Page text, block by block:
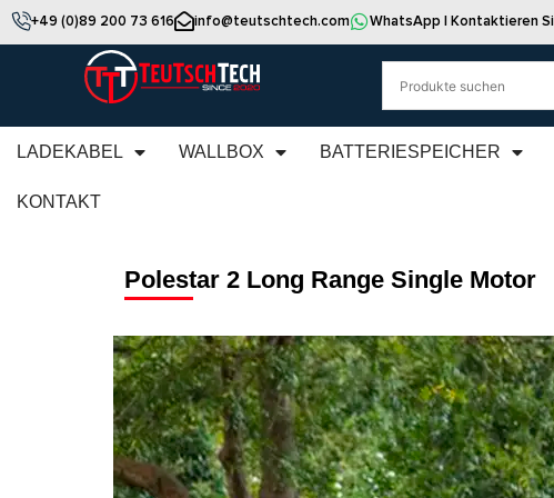
+49 (0)89 200 73 616 info@teutschtech.com WhatsApp | Kontaktieren
LADEKABEL WALLBOX BATTERIESPEICHER
KONTAKT
Polestar 2 Long Range Single Motor